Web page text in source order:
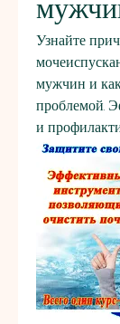
Узнайте
мужчин и
проблемой.
и